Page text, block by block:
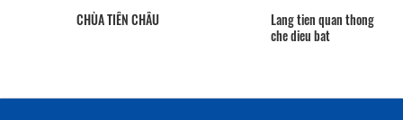
CHÙA TIÊN CHÂU
Lang tien quan thong
che dieu bat